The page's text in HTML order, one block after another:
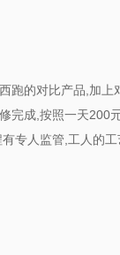
跑的对比产品,加
完成,按照一天
专人监管,工人的工